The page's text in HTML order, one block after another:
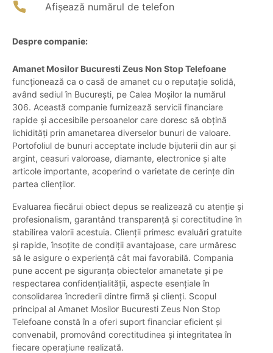
Afișează numărul de telefon
Despre companie:
Amanet Mosilor Bucuresti Zeus Non Stop Telefoane
funcționează ca o casă de amanet cu o reputație solidă,
având sediul în București, pe Calea Moșilor la numărul
306. Această companie furnizează servicii financiare
rapide și accesibile persoanelor care doresc să obțină
lichidități prin amanetarea diverselor bunuri de valoare.
Portofoliul de bunuri acceptate include bijuterii din aur și
argint, ceasuri valoroase, diamante, electronice și alte
articole importante, acoperind o varietate de cerințe din
partea clienților.
Evaluarea fiecărui obiect depus se realizează cu atenție și
profesionalism, garantând transparență și corectitudine în
stabilirea valorii acestuia. Clienții primesc evaluări gratuite
și rapide, însoțite de condiții avantajoase, care urmăresc
să le asigure o experiență cât mai favorabilă. Compania
pune accent pe siguranța obiectelor amanetate și pe
respectarea confidențialității, aspecte esențiale în
consolidarea încrederii dintre firmă și clienți. Scopul
principal al Amanet Mosilor Bucuresti Zeus Non Stop
Telefoane constă în a oferi suport financiar eficient și
convenabil, promovând corectitudinea și integritatea în
fiecare operațiune realizată.